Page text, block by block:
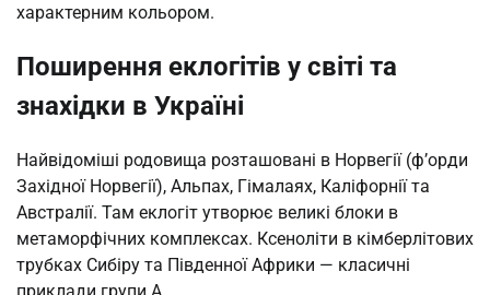
характерним кольором.
Поширення еклогітів у світі та
знахідки в Україні
Найвідоміші родовища розташовані в Норвегії (ф’орди
Західної Норвегії), Альпах, Гімалаях, Каліфорнії та
Австралії. Там еклогіт утворює великі блоки в
метаморфічних комплексах. Ксеноліти в кімберлітових
трубках Сибіру та Південної Африки — класичні